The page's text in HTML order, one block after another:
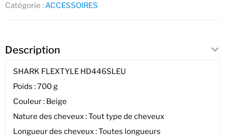
Catégorie : ACCESSOIRES
Description
SHARK FLEXTYLE HD446SLEU
Poids : 700 g
Couleur : Beige
Nature des cheveux : Tout type de cheveux
Longueur des cheveux : Toutes longueurs